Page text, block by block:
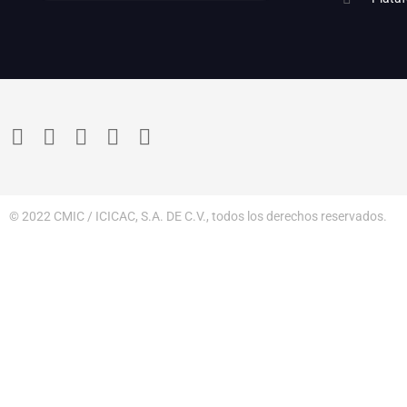
© 2022 CMIC / ICICAC, S.A. DE C.V., todos los derechos reservados.